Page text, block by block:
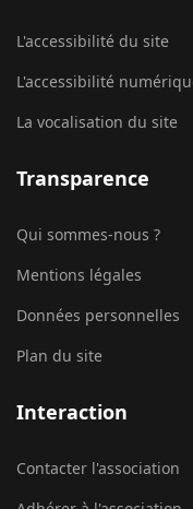
L'accessibilité du site
L'accessibilité
La vocalisation du site
Transparence
Qui sommes-nous ?
Mentions légales
Données personnelles
Plan du site
Interaction
Contacter l'association